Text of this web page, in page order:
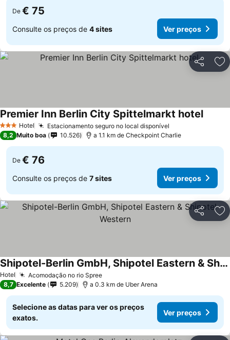
De € 75
Consulte os preços de 4 sites Ver preços
Partilhar
3 EstrelasHotel Estacionamento seguro no local disponível
Premier Inn Berlin City Spittelmarkt hotelVer
8,2 Muito boa 10.526 a 1.1 km de Checkpoint Charlie
De € 76
Consulte os preços de 7 sites Ver preços
Partilhar
Hotel Acomodação no rio SpreeVer preços
Shipotel-Berlin GmbH, Shipotel Eastern & Shipotel Western
Ver preços
8,7 Excelente 5.209 a 0.3 km de Uber Arena
Selecione as datas para ver os preços
exatos.
Ver preços